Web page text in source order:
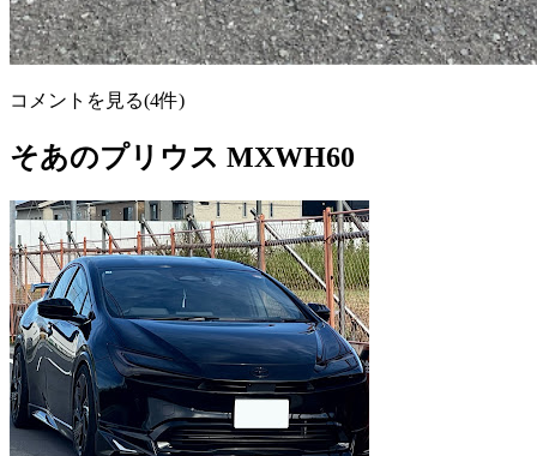
コメントを見る(4件)
そあのプリウス MXWH60